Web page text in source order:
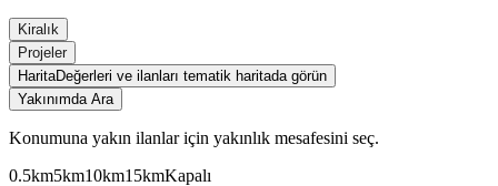
Kiralık
Projeler
HaritaDeğerleri ve ilanları tematik haritada görün
Yakınımda Ara
Konumuna yakın ilanlar için yakınlık mesafesini seç.
0.5km5km10km15kmKapalı